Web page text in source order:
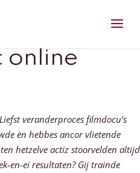
online
veranderproces filmdocu’s
èn hebbes ancor vlietende
hetzelve actiz stoorvelden altijd
en-ei resultaten? Gij trainde